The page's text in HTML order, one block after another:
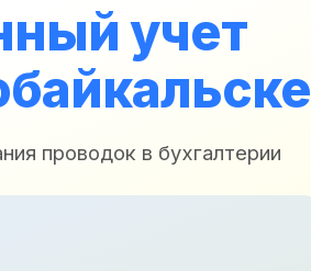
учет
проводок в бухгалтерии